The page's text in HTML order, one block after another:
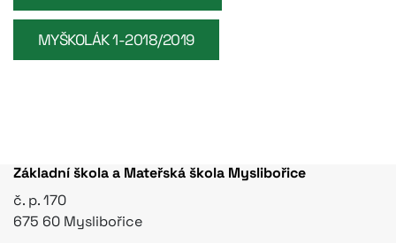
MYŠKOLÁK 1-2018/2019
Základní škola a Mateřská škola Myslibořice
č. p. 170
675 60 Myslibořice